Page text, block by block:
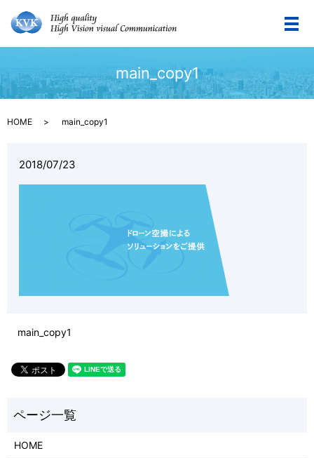
メ
main_copy1
HOME main_copy1
2018/07/23
main_copy1
HOME